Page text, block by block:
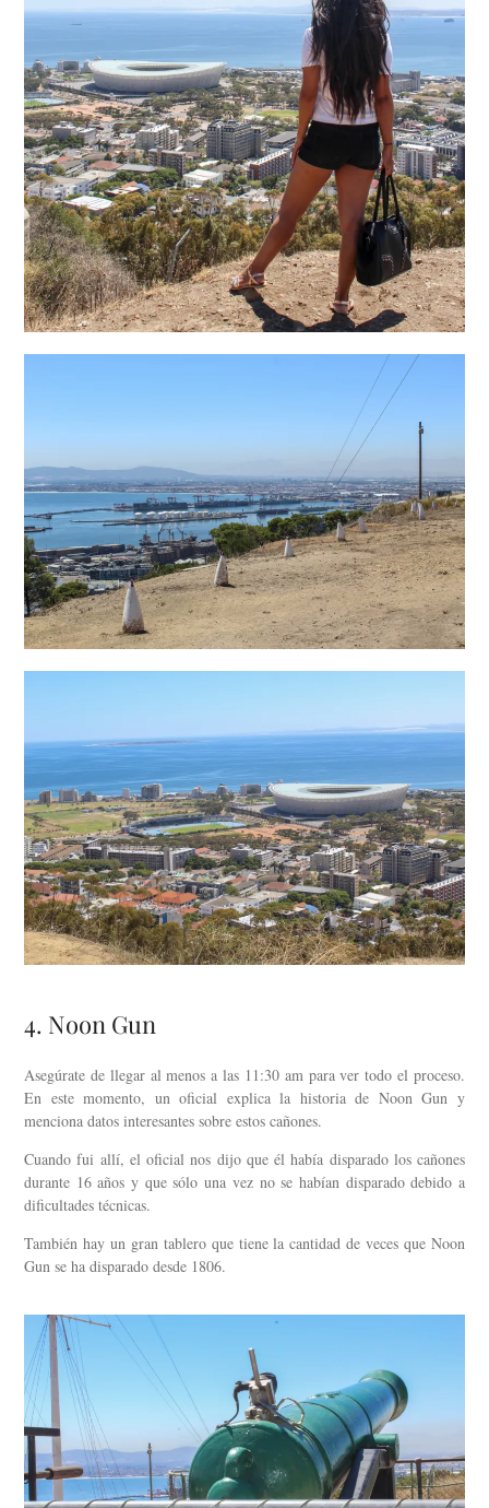
4. Noon Gun
Asegúrate de llegar al menos a las 11:30 am para ver todo el proceso.
En este momento, un oficial explica la historia de Noon Gun y
menciona datos interesantes sobre estos cañones.
Cuando fui allí, el oficial nos dijo que él había disparado los cañones
durante 16 años y que sólo una vez no se habían disparado debido a
dificultades técnicas.
También hay un gran tablero que tiene la cantidad de veces que Noon
Gun se ha disparado desde 1806.